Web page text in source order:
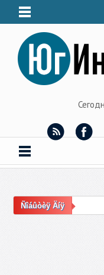
Ñîáûòèÿ Äíÿ